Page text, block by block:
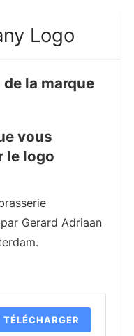
Logo
la marque
vous
le logo
Gerard Adriaan
TÉLÉCHARGER